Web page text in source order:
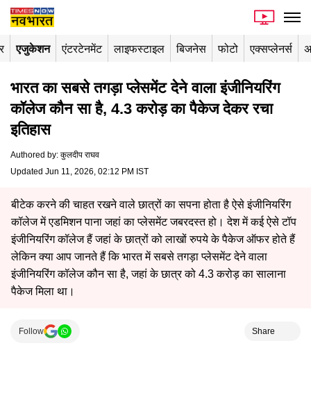
एजुकेशन एंटरटेनमेंट लाइफस्टाइल बिजनेस फोटो एक्सप्लेनर्स
भारत का सबसे तगड़ा प्लेसमेंट देने वाला इंजीनियरिंग
कॉलेज कौन सा है, 4.3 करोड़ का पैकेज देकर रचा
इतिहास
Authored by: कुलदीप राघव
Updated Jun 11, 2026, 02:12 PM IST
बीटेक करने की चाहत रखने वाले छात्रों का सपना होता है ऐसे इंजीनियरिंग
कॉलेज में एडमिशन पाना जहां का प्लेसमेंट जबरदस्त हो। देश में कई ऐसे टॉप
इंजीनियरिंग कॉलेज हैं जहां के छात्रों को लाखों रुपये के पैकेज ऑफर होते हैं
लेकिन क्या आप जानते हैं कि भारत में सबसे तगड़ा प्लेसमेंट देने वाला
इंजीनियरिंग कॉलेज कौन सा है, जहां के छात्र को 4.3 करोड़ का सालाना
पैकेज मिला था।
Follow Share